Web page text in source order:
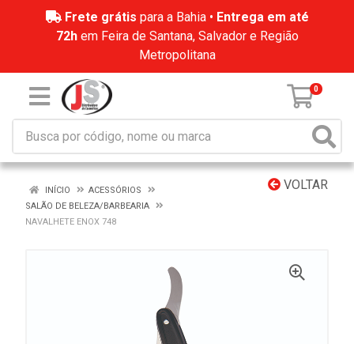
Frete grátis para a Bahia • Entrega em até
72hem Feira de Santana, Salvador e Região
Metropolitana
0
VOLTAR
INÍCIO
ACESSÓRIOS
SALÃO DE BELEZA/BARBEARIA
NAVALHETE ENOX 748